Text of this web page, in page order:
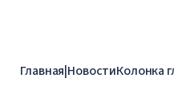
Главная|НовостиКолонка